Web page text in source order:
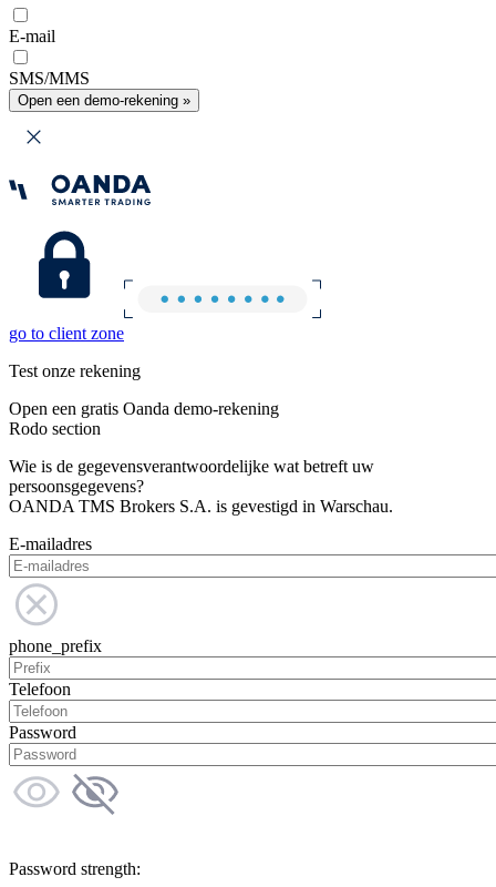
E-mail
SMS/MMS
Open een demo-rekening »
go to client zone
Test onze rekening
Open een gratis Oanda demo-rekening
Rodo section
Wie is de gegevensverantwoordelijke wat betreft uw
persoonsgegevens?
OANDA TMS Brokers S.A. is gevestigd in Warschau.
E-mailadres
phone_prefix
Telefoon
Password
Password strength: